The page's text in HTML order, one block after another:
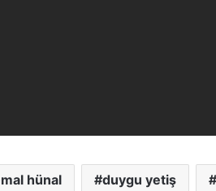
hünal duygu yetiş